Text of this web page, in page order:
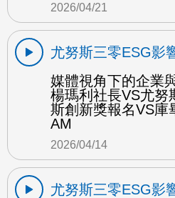
2026/04/21
尤努斯三零ESG影
媒體視角下的企業
楊瑪利社長VS尤努
斯創新獎報名VS庫
AM
2026/04/14
尤努斯三零ESG影